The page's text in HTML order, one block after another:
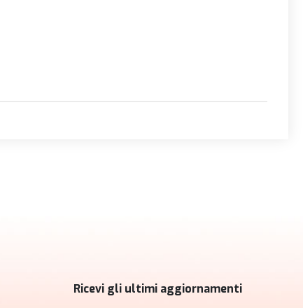
Ricevi gli ultimi aggiornamenti